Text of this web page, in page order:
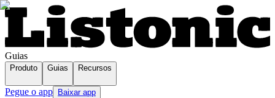
Guias
Produto Guias Recursos
Pegue o app Baixar app